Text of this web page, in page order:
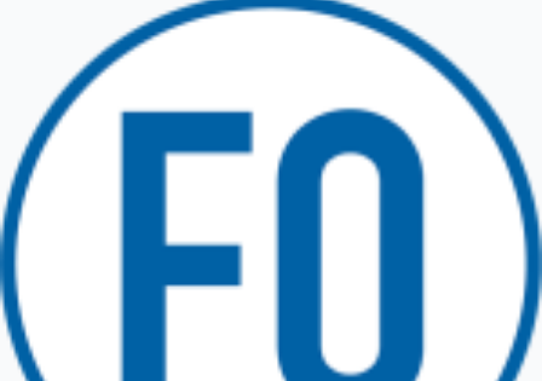
TRICESIMO
TARCENTO
GEMONA DEL FRIULI